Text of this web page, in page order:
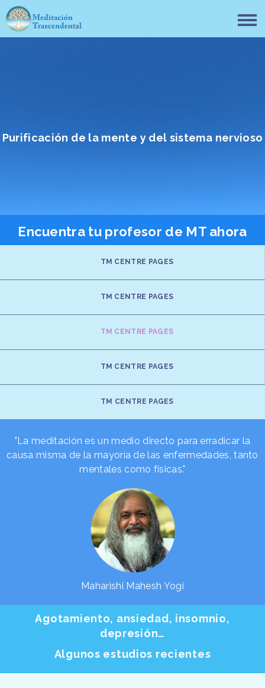
Purificación de la mente y del sistema nervioso
Encuentra tu profesor de MT ahora
TM CENTRE PAGES
TM CENTRE PAGES
TM CENTRE PAGES
TM CENTRE PAGES
TM CENTRE PAGES
"La meditación es un medio directo para erradicar la
causa misma de la mayoría de las enfermedades, tanto
mentales como físicas."
Maharishi Mahesh Yogi
Agotamiento, ansiedad, insomnio,
depresión…
Algunos estudios recientes